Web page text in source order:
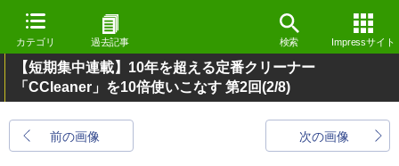
カテゴリ 過去記事 検索 Impressサイト
【短期集中連載】10年を超える定番クリーナー
「CCleaner」を10倍使いこなす 第2回(2/8)
前の画像 次の画像